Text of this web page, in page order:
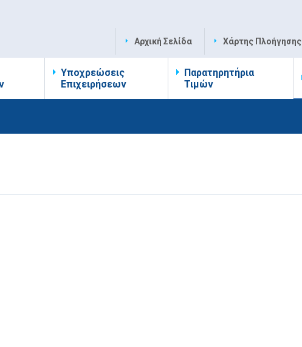
Αρχική Σελίδα Χάρτης Πλοήγησης
Υποχρεώσεις
Επιχειρήσεων
Παρατηρητήρια
Τιμών